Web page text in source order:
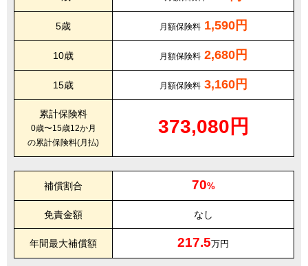
5歳 月額保険料 1,590円
10歳 月額保険料 2,680円
15歳 月額保険料 3,160円
累計保険料
0歳〜15歳12か月
の累計保険料(月払)
373,080円
補償割合 70%
免責金額 なし
年間最大補償額 217.5万円